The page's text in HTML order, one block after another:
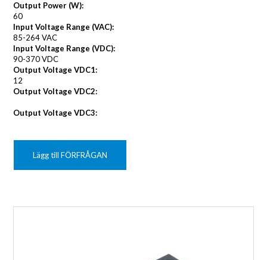
Output Power (W):
60
Input Voltage Range (VAC):
85-264 VAC
Input Voltage Range (VDC):
90-370 VDC
Output Voltage VDC1:
12
Output Voltage VDC2:
Output Voltage VDC3:
Lägg till FÖRFRÅGAN